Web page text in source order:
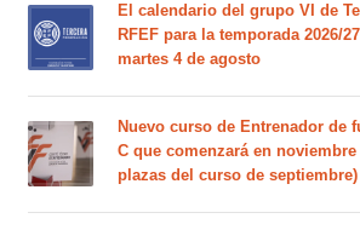
El calendario del grupo VI de
RFEF para la temporada 2026/
martes 4 de agosto
Nuevo curso de Entrenador de
C que comenzará en noviembre
plazas del curso de septiembre)